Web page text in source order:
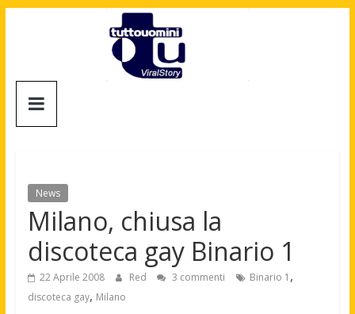
Tuttouomini
Motori,
gay
news
moda
maschile
News
Milano, chiusa la
discoteca gay Binario 1
22 Aprile 2008 Red 3 commenti Binario 1 ,
discoteca gay, Milano